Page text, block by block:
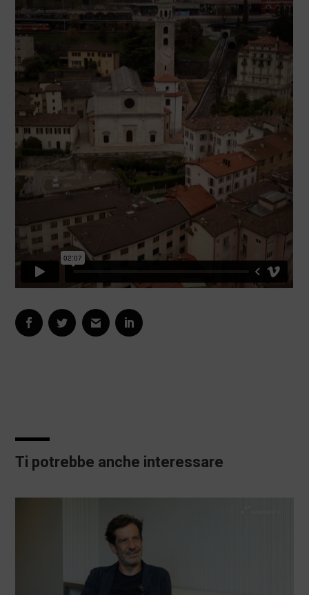
Ti potrebbe anche interessare